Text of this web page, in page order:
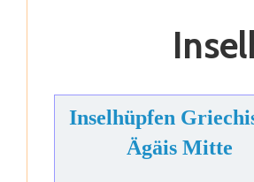
Inselhüpfen
Ägäis Mitte